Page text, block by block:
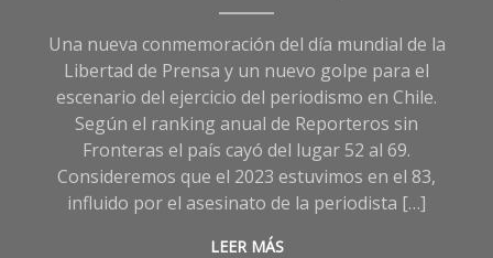
Una nueva conmemoración del día mundial de la
Libertad de Prensa y un nuevo golpe para el
escenario del ejercicio del periodismo en Chile.
Según el ranking anual de Reporteros sin
Fronteras el país cayó del lugar 52 al 69.
Consideremos que el 2023 estuvimos en el 83,
influido por el asesinato de la periodista […]
LEER MÁS